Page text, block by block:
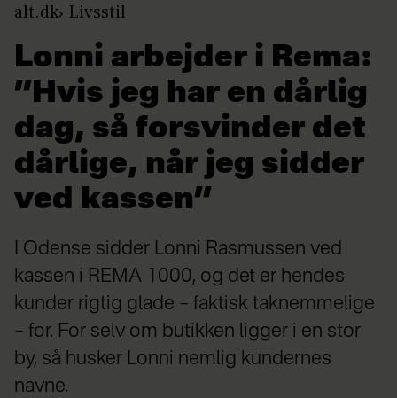
alt.dk Livsstil
Lonni arbejder i Rema:
”Hvis jeg har en dårlig
dag, så forsvinder det
dårlige, når jeg sidder
ved kassen”
I Odense sidder Lonni Rasmussen ved
kassen i REMA 1000, og det er hendes
kunder rigtig glade – faktisk taknemmelige
– for. For selv om butikken ligger i en stor
by, så husker Lonni nemlig kundernes
navne.